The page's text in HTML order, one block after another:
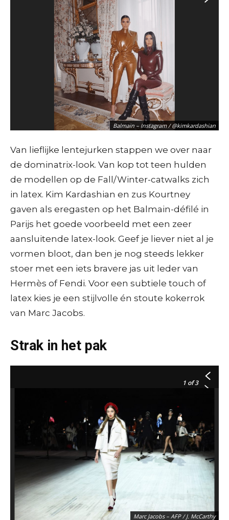
Chanel – AFP / C. Archambault
Fendi – AFP / A. Solaro
Balmain – Instagram / @kimkardashian
Balmain – AFP / A-C. Poujoulat
Van lieflijke lentejurken stappen we over naar
de dominatrix-look. Van kop tot teen hulden
de modellen op de Fall/Winter-catwalks zich
in latex. Kim Kardashian en zus Kourtney
gaven als eregasten op het Balmain-défilé in
Parijs het goede voorbeeld met een zeer
aansluitende latex-look. Geef je liever niet al je
vormen bloot, dan ben je nog steeds lekker
stoer met een iets bravere jas uit leder van
Hermès of Fendi. Voor een subtiele touch of
latex kies je een stijlvolle én stoute kokerrok
van Marc Jacobs.
Strak in het pak
1 of 3
Marc Jacobs – AFP / J. McCarthy